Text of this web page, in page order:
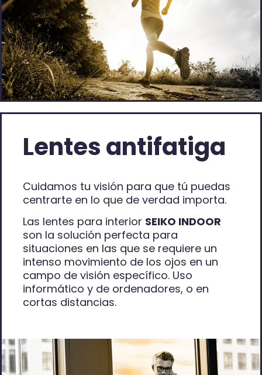
Lentes antifatiga
Cuidamos tu visión para que tú puedas
centrarte en lo que de verdad importa.
Las lentes para interior SEIKO INDOOR
son la solución perfecta para
situaciones en las que se requiere un
intenso movimiento de los ojos en un
campo de visión específico. Uso
informático y de ordenadores, o en
cortas distancias.